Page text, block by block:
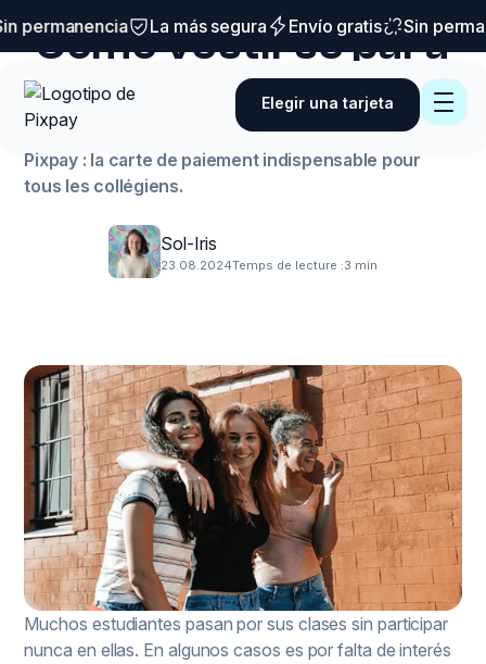
permanencia La más segura Envío gratis Sin
Elegir una tarjeta
Trucos y consejos
Cómo vestirse para
ir al colegio: ideas y
consejos
Pixpay : la carte de paiement indispensable pour
tous les collégiens.
Sol-Iris
23.08.2024Temps de lecture :3 min
Muchos estudiantes pasan por sus clases sin participar
nunca en ellas. En algunos casos es por falta de interés